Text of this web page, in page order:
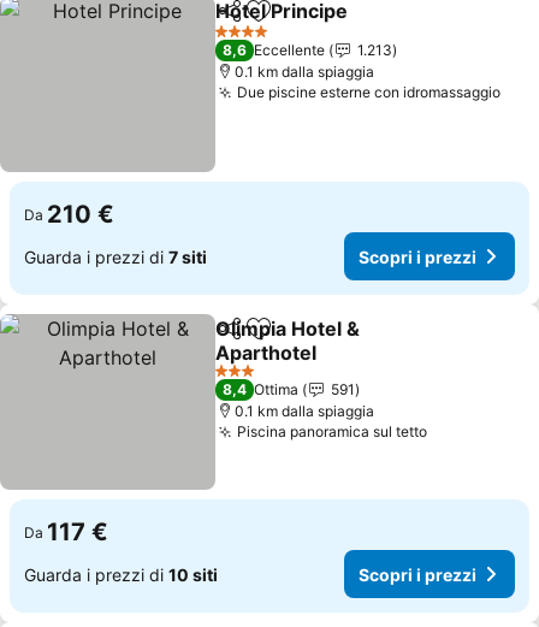
CondividiAggiungi ai preferiti
Hotel Principe
4 Stelle
8,6 Eccellente
1.213
0.1 km dalla spiaggia
Due piscine esterne con idromassaggio
Da 210 €
Guarda i prezzi di 7 siti Scopri i prezzi
CondividiAggiungi ai preferiti
Olimpia Hotel &
Aparthotel
Scopri i prezzi
3 Stelle
8,4 Ottima
591
0.1 km dalla spiaggia
Piscina panoramica sul tettoScopri i
Da 117 €
Guarda i prezzi di 10 siti Scopri i prezzi